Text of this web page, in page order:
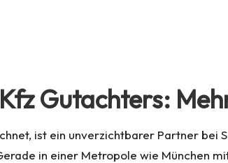
Gutachters:
ist ein unverzichtbarer Partner bei
in einer Metropole wie München